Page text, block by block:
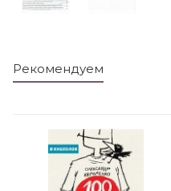
Рекомендуем